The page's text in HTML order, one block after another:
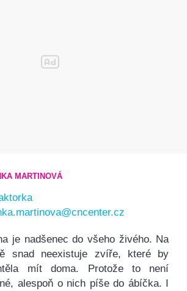
MARTINOVÁ
je nadšenec do všeho živého. Na
snad neexistuje zvíře, které by
mít doma. Protože to není
alespoň o nich píše do ábíčka. I